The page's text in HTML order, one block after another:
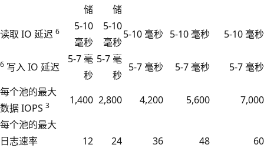
储
储
读取 IO 延迟 6
5-10
毫秒
5-10
毫秒
5-10 毫秒 5-10 毫秒 5-10 毫秒
6 写入 IO 延迟
5-7 毫
秒
5-7 毫
秒
5-7 毫秒 5-7 毫秒
5-7 毫秒
每个池的最大
数据 IOPS 3 1,400 2,800 4,200 5,600
7,000
每个池的最大
日志速率
12 24 36 48 60